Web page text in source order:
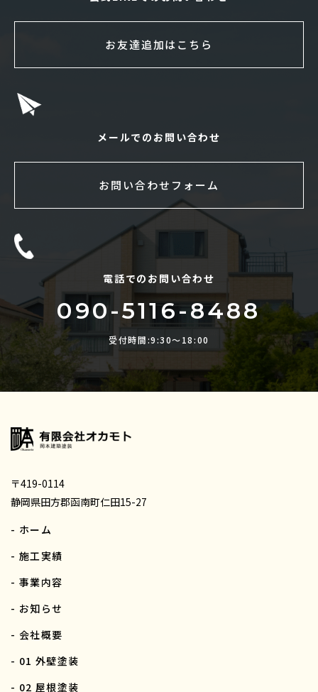
お友達追加はこちら
メールでのお問い合わせ
お問い合わせフォーム
電話でのお問い合わせ
090-5116-8488
受付時間:9:30〜18:00
〒419-0114
静岡県田方郡函南町仁田15-27
- ホーム
- 施工実績
- 事業内容
- お知らせ
- 会社概要
- 01 外壁塗装
- 02 屋根塗装